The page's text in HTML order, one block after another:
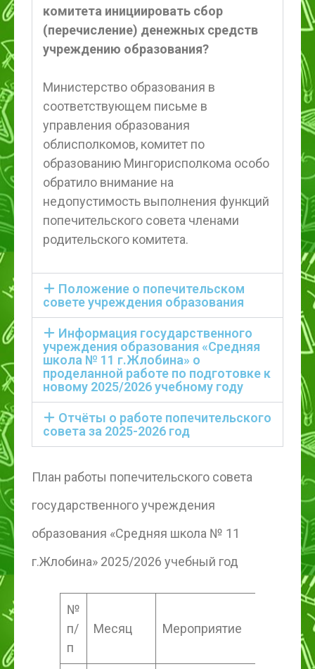
комитета инициировать сбор
(перечисление) денежных средств
учреждению образования?
Министерство образования в
соответствующем письме в
управления образования
облисполкомов, комитет по
образованию Мингорисполкома особо
обратило внимание на
недопустимость выполнения функций
попечительского совета членами
родительского комитета.
Положение о попечительском
совете учреждения образования
Информация государственного
учреждения образования «Средняя
школа № 11 г.Жлобина» о
проделанной работе по подготовке к
новому 2025/2026 учебному году
Отчёты о работе попечительского
совета за 2025-2026 год
План работы попечительского совета
государственного учреждения
образования «Средняя школа № 11
г.Жлобина» 2025/2026 учебный год
№
п/
п
Месяц Мероприятие